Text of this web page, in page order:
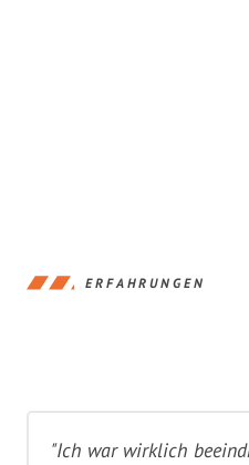
ERFAHRUNGEN
"Ich war wirklich